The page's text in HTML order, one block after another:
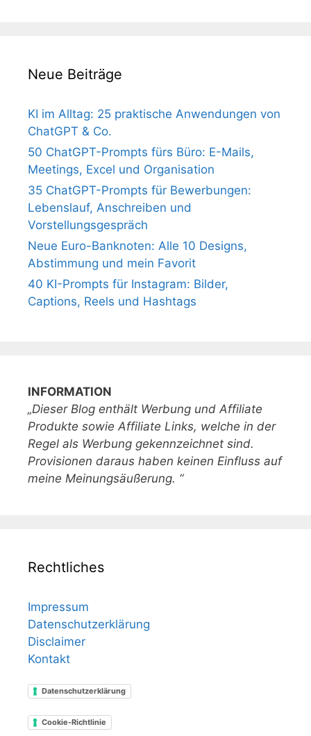
Neue Beiträge
KI im Alltag: 25 praktische Anwendungen von
ChatGPT & Co.
50 ChatGPT-Prompts fürs Büro: E-Mails,
Meetings, Excel und Organisation
35 ChatGPT-Prompts für Bewerbungen:
Lebenslauf, Anschreiben und
Vorstellungsgespräch
Neue Euro-Banknoten: Alle 10 Designs,
Abstimmung und mein Favorit
40 KI-Prompts für Instagram: Bilder,
Captions, Reels und Hashtags
INFORMATION
„Dieser Blog enthält Werbung und Affiliate
Produkte sowie Affiliate Links, welche in der
Regel als Werbung gekennzeichnet sind.
Provisionen daraus haben keinen Einfluss auf
meine Meinungsäußerung. “
Rechtliches
Impressum
Datenschutzerklärung
Disclaimer
Kontakt
Datenschutzerklärung
Cookie-Richtlinie